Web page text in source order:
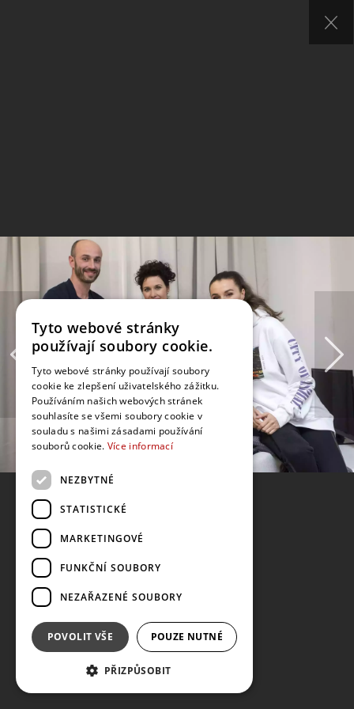
Tyto webové stránky
používají soubory cookie.
Tyto webové stránky používají soubory
cookie ke zlepšení uživatelského zážitku.
Používáním našich webových stránek
souhlasíte se všemi soubory cookie v
souladu s našimi zásadami používání
souborů cookie. Více informací
NEZBYTNÉ
STATISTICKÉ
MARKETINGOVÉ
FUNKČNÍ SOUBORY
NEZAŘAZENÉ SOUBORY
POVOLIT VŠE POUZE NUTNÉ
PŘIZPŮSOBIT